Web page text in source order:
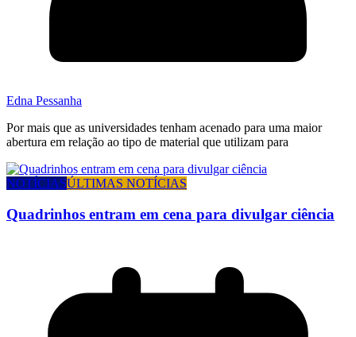
Edna Pessanha
Por mais que as universidades tenham acenado para uma maior
abertura em relação ao tipo de material que utilizam para
NOTÍCIASÚLTIMAS NOTÍCIAS
Quadrinhos entram em cena para divulgar ciência